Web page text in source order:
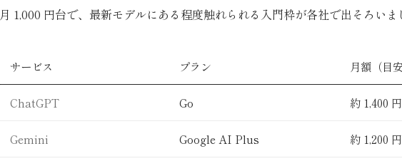
月 1,000 円台で、最新モデルにある程度触れられる入門枠が各社で出そろいま
サービス プラン 月額（目安
ChatGPT Go 約 1,400 円
Gemini Google AI Plus 約 1,200 円